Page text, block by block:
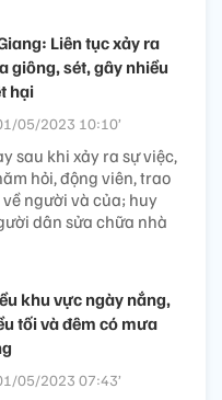
Liên tục xảy ra
giông, sét, gây nhiều
hại
05/2023 10:10’
sau khi xảy ra sự việc,
hỏi, động viên, trao
người và của; huy
dân sửa chữa nhà
khu vực ngày nắng,
tối và đêm có mưa
05/2023 07:43’